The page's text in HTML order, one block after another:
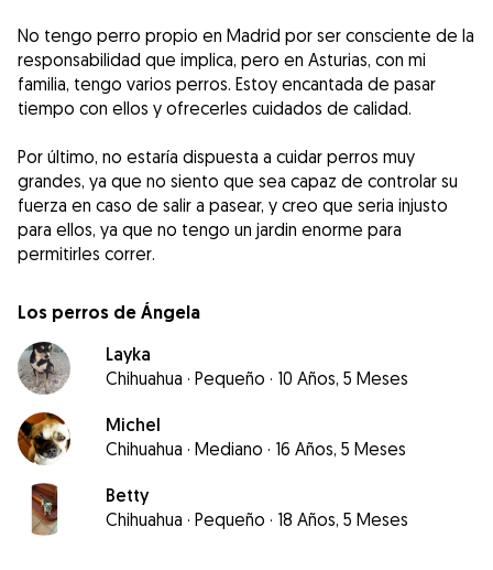
No tengo perro propio en Madrid por ser consciente de la
responsabilidad que implica, pero en Asturias, con mi
familia, tengo varios perros. Estoy encantada de pasar
tiempo con ellos y ofrecerles cuidados de calidad.
Por último, no estaría dispuesta a cuidar perros muy
grandes, ya que no siento que sea capaz de controlar su
fuerza en caso de salir a pasear, y creo que seria injusto
para ellos, ya que no tengo un jardin enorme para
Los perros de Ángela
Layka
Chihuahua · Pequeño · 10 Años, 5 Meses
Michel
Chihuahua · Mediano · 16 Años, 5 Meses
Betty
Chihuahua · Pequeño · 18 Años, 5 Meses